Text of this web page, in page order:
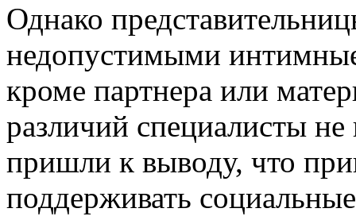
Однако
недопустимыми
кроме партнера или
различий специалисты
пришли к выводу, что
поддерживать